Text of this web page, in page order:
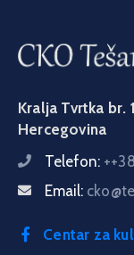
Kralja Tvrtka br.
Hercegovina
Telefon:
Email:
Centar za